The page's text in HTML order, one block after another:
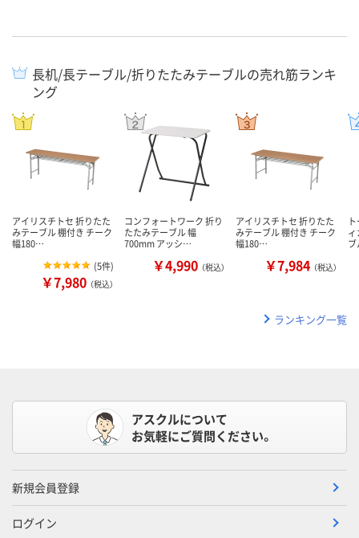
長机/長テーブル/折りたたみテーブルの売れ筋ランキ
ング
アイリスチトセ 折りたた
みテーブル 棚付き チーク
幅180…
(5件)
￥7,980 （税込）
コンフォートワーク 折り
たたみテーブル 幅
700mm アッシ…
￥4,990 （税込）
アイリスチトセ 折りたた
みテーブル 棚付き チーク
幅180…
￥7,984 （税込）
ランキング一覧
アスクルについて
お気軽にご質問ください。
新規会員登録
ログイン